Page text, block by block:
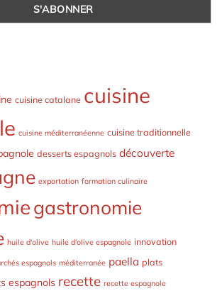
cuisine catalane cuisine
cuisine méditerranéenne cuisine traditionnelle
desserts espagnols découverte
exportation formation culinaire
gastronomie
huile d'olive huile d’olive espagnole innovation
espagnols méditerranée paella plats
espagnols recette recette espagnole